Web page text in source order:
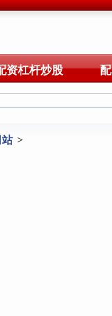
资杠杆炒股
站 >